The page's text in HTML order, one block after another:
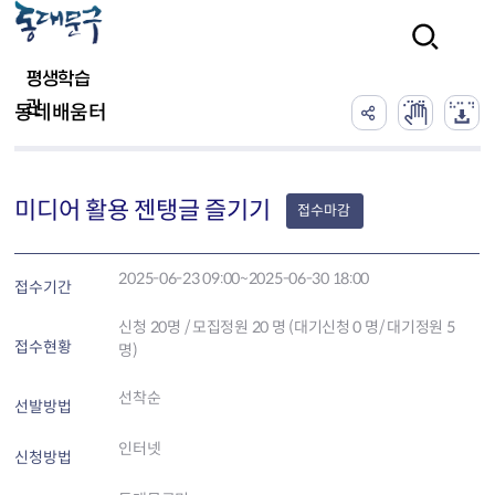
평생학습
관
동네배움터
미디어 활용 젠탱글 즐기기 접수마감
접수기간 2025-06-23 09:00~2025-06-30 18:00
접수현황
신청 20명 / 모집정원 20 명 (대기신청 0 명/ 대기정원 5
명)
선발방법 선착순
신청방법 인터넷